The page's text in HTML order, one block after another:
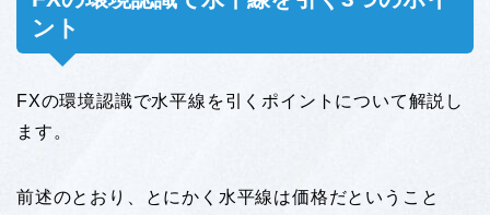
ント
FXの環境認識で水平線を引くポイントについて解説し
ます。
前述のとおり、とにかく水平線は価格だということ